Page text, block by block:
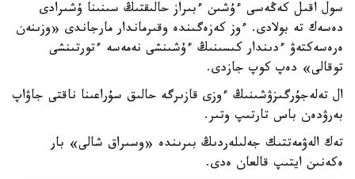
سول اقىل كەڭەسى ءۇشىن ءبىراز حالىقتىڭ سىنىنا ۇشىرادى
دەسەك تە بولادى. ءوز كەزەگىندە وقىرماندار مارجاندى «وزىنەن
ەرەسەكتەۋ ءدىندار كىسىنىڭ ءۇشىنشى نەمەسە ءتورتىنشى
توقالى» دەپ كوپ جازدى.
ال تەلەجۇرگىزۋشىنىڭ ءوزى قازىرگە حالىق سۇراعىنا ناقتى جاۋاپ
بەرۋدەن باس تارتىپ وتىر.
تەك الەۋمەتتىك جەلىلەردىڭ بىرىندە «وسىراق شالى» بار
ەكەنىن ايتىپ قالعان ەدى.